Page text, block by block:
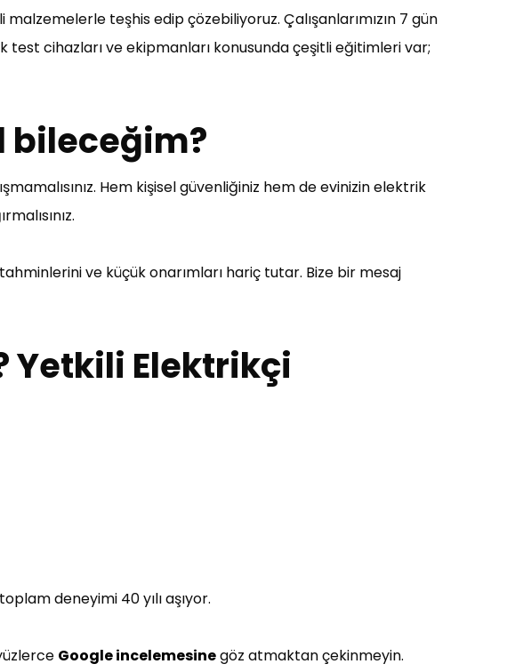
teşhis edip çözebiliyoruz. Çalışanlarımızın 7 gün
test cihazları ve ekipmanları konusunda çeşitli eğitimleri var;
bileceğim?
Hem kişisel güvenliğiniz hem de evinizin elektrik
ve küçük onarımları hariç tutar. Bize bir mesaj
Yetkili Elektrikçi
deneyimi 40 yılı aşıyor.
Google incelemesinegöz atmaktan çekinmeyin.